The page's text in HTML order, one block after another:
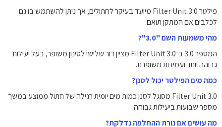
פילטר Filter Unit 3.0 מיועד בעיקר לחתולים, אך ניתן להשתמש בו גם
לכלבים אם המתקן תואם.
מהי משמעות השם "3.0"?
המספר 3.0 ב־Filter Unit 3.0 מציין דור שלישי לסינון משופר, בעל יעילות
גבוהה יותר ועמידות משופרת.
כמה מים הפילטר יכול לסנן?
Filter Unit 3.0 מסוגל לסנן כמות מים יומית רגילה של חתול ממוצע במשך
מספר שבועות ביעילות גבוהה.
מה עושים אם נורת ההחלפה נדלקת?